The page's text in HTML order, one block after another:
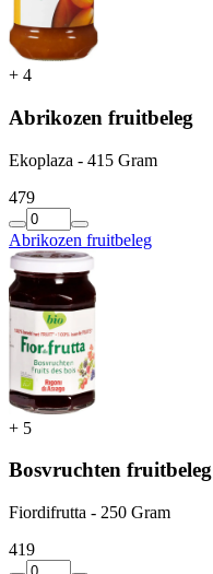
+ 4
Abrikozen fruitbeleg
Ekoplaza - 415 Gram
479
Abrikozen fruitbeleg
+ 5
Bosvruchten fruitbeleg
Fiordifrutta - 250 Gram
419